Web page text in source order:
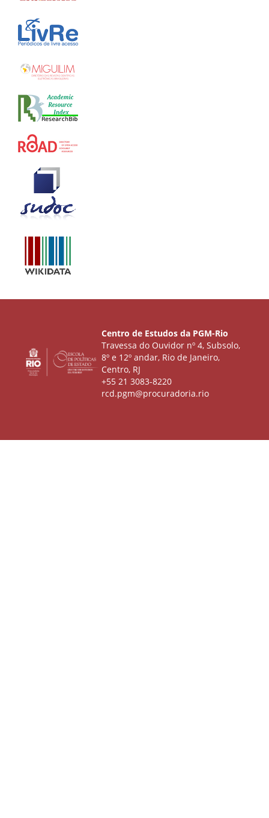
Centro de Estudos da PGM-Rio
Travessa do Ouvidor nº 4, Subsolo,
8º e 12º andar, Rio de Janeiro,
Centro, RJ
+55 21 3083-8220
rcd.pgm@procuradoria.rio